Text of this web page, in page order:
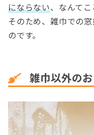
にならない、なんてこ
そのため、雑巾での
のです。
雑巾以外の